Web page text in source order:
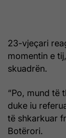
23-vjeçari
momentin e
skuadrën.
“Po, mund të
duke iu
të shkarkuar
Botërori.